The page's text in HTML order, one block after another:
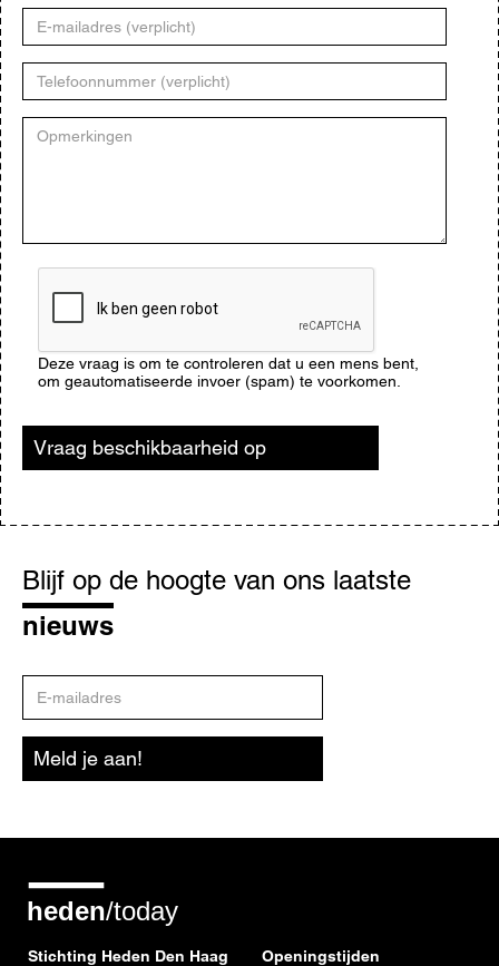
E-
mailadres
Telefoonnummer
Opmerkingen
Deze vraag is om te controleren dat u een mens bent,
om geautomatiseerde invoer (spam) te voorkomen.
Vraag beschikbaarheid op
op
de
hoogte
Blijf op de hoogte van ons laatste
nieuws
mailadres
Meld je aan!
Stichting Heden Den Haag Openingstijden